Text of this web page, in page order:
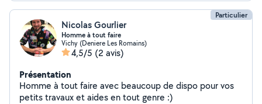
Particulier
Nicolas Gourlier
Homme à tout faire
Vichy (Deniere Les Romains)
4,5/5 (2 avis)
Présentation
Homme à tout faire avec beaucoup de dispo pour vos
petits travaux et aides en tout genre :)